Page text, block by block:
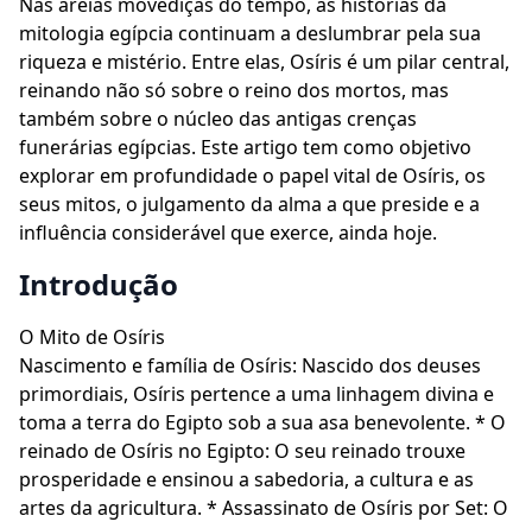
mitologia egípcia continuam a deslumbrar pela sua
riqueza e mistério. Entre elas, Osíris é um pilar central,
reinando não só sobre o reino dos mortos, mas
também sobre o núcleo das antigas crenças
funerárias egípcias. Este artigo tem como objetivo
explorar em profundidade o papel vital de Osíris, os
seus mitos, o julgamento da alma a que preside e a
influência considerável que exerce, ainda hoje.
Introdução
O Mito de Osíris
Nascimento e família de Osíris: Nascido dos deuses
primordiais, Osíris pertence a uma linhagem divina e
toma a terra do Egipto sob a sua asa benevolente. * O
reinado de Osíris no Egipto: O seu reinado trouxe
prosperidade e ensinou a sabedoria, a cultura e as
artes da agricultura. * Assassinato de Osíris por Set: O